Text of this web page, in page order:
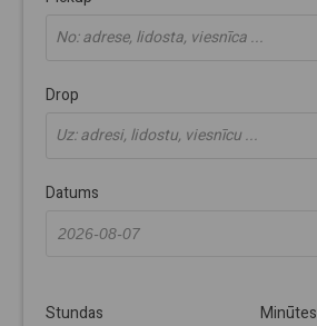
No: adrese, lidosta, viesnīca ...
Drop
Uz: adresi, lidostu, viesnīcu ...
Datums
Stundas
Minūtes